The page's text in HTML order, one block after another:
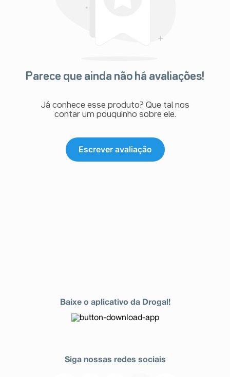
Parece que ainda não há avaliações!
Já conhece esse produto? Que tal nos
contar um pouquinho sobre ele.
Escrever avaliação
Baixe o aplicativo da Drogal!
Siga nossas redes sociais